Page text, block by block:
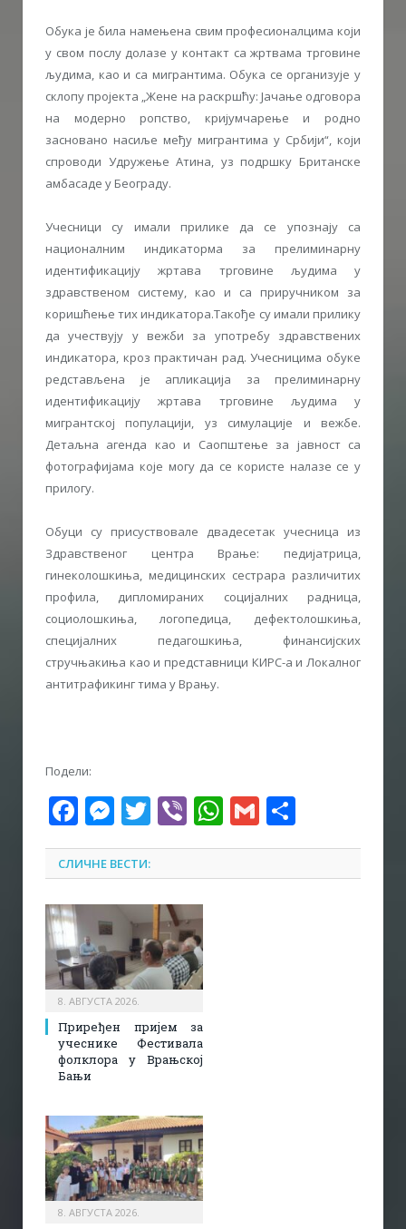
Обука је била намењена свим професионалцима који
у свом послу долазе у контакт са жртвама трговине
људима, као и са мигрантима. Обука се организује у
склопу пројекта „Жене на раскршћу: Јачање одговора
на модерно ропство, кријумчарење и родно
засновано насиље међу мигрантима у Србији“, који
спроводи Удружење Атина, уз подршку Британске
амбасаде у Београду.
Учесници су имали прилике да се упознају са
националним индикаторма за прелиминарну
идентификацију жртава трговине људима у
здравственом систему, као и са приручником за
коришћење тих индикатора.Такође су имали прилику
да учествују у вежби за употребу здравствених
индикатора, кроз практичан рад. Учесницима обуке
редстављена је апликација за прелиминарну
идентификацију жртава трговине људима у
мигрантској популацији, уз симулације и вежбе.
Детаљна агенда као и Саопштење за јавност са
фотографијама које могу да се користе налазе се у
прилогу.
Обуци су присуствовале двадесетак учесница из
Здравственог центра Врање: педијатрица,
гинеколошкиња, медицинских сестрара различитих
профила, дипломираних социјалних радница,
социолошкиња, логопедица, дефектолошкиња,
специјалних педагошкиња, финансијских
стручњакиња као и представници КИРС-а и Локалног
антитрафикинг тима у Врању.
Подели:
Facebook
Messenger
Twitter
ViberWhatsApp
Gmail
СЛИЧНЕ ВЕСТИ:
8. АВГУСТА 2026.
Приређен пријем за
учеснике Фестивала
фолклора у Врањској
Бањи
8. АВГУСТА 2026.